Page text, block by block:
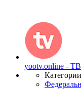
yootv.online -